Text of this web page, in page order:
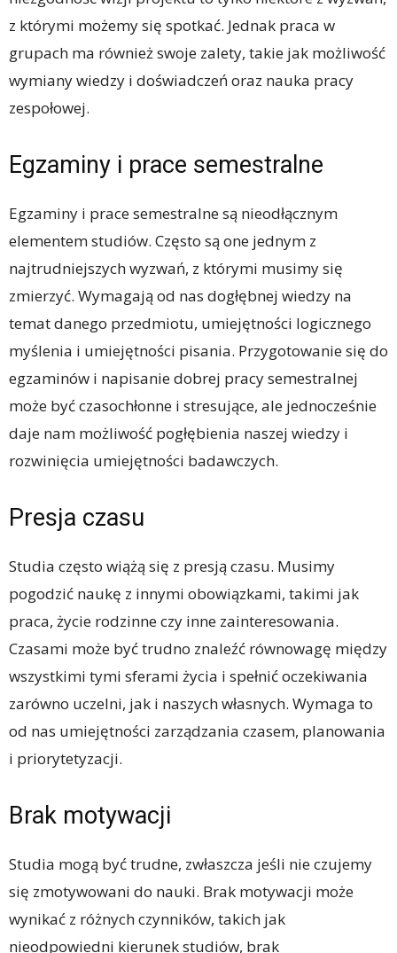
z którymi możemy się spotkać. Jednak praca w
grupach ma również swoje zalety, takie jak możliwość
wymiany wiedzy i doświadczeń oraz nauka pracy
zespołowej.
Egzaminy i prace semestralne
Egzaminy i prace semestralne są nieodłącznym
elementem studiów. Często są one jednym z
najtrudniejszych wyzwań, z którymi musimy się
zmierzyć. Wymagają od nas dogłębnej wiedzy na
temat danego przedmiotu, umiejętności logicznego
myślenia i umiejętności pisania. Przygotowanie się do
egzaminów i napisanie dobrej pracy semestralnej
może być czasochłonne i stresujące, ale jednocześnie
daje nam możliwość pogłębienia naszej wiedzy i
rozwinięcia umiejętności badawczych.
Presja czasu
Studia często wiążą się z presją czasu. Musimy
pogodzić naukę z innymi obowiązkami, takimi jak
praca, życie rodzinne czy inne zainteresowania.
Czasami może być trudno znaleźć równowagę między
wszystkimi tymi sferami życia i spełnić oczekiwania
zarówno uczelni, jak i naszych własnych. Wymaga to
od nas umiejętności zarządzania czasem, planowania
i priorytetyzacji.
Brak motywacji
Studia mogą być trudne, zwłaszcza jeśli nie czujemy
się zmotywowani do nauki. Brak motywacji może
wynikać z różnych czynników, takich jak
nieodpowiedni kierunek studiów, brak